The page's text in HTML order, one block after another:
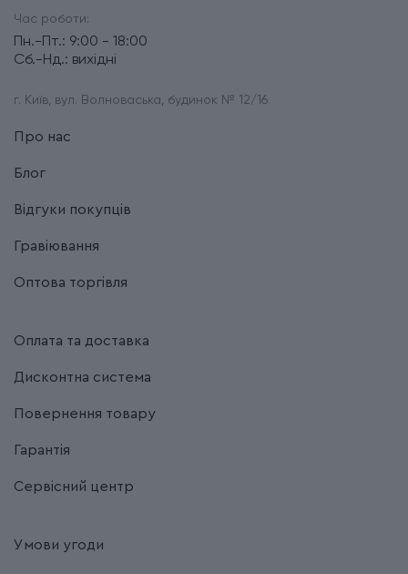
Час роботи:
Пн.-Пт.: 9:00 - 18:00
Сб.-Нд.: вихідні
г. Київ, вул. Волноваська, будинок № 12/16
Про нас
Блог
Відгуки покупців
Гравіювання
Оптова торгівля
Оплата та доставка
Дисконтна система
Повернення товару
Гарантія
Сервісний центр
Умови угоди